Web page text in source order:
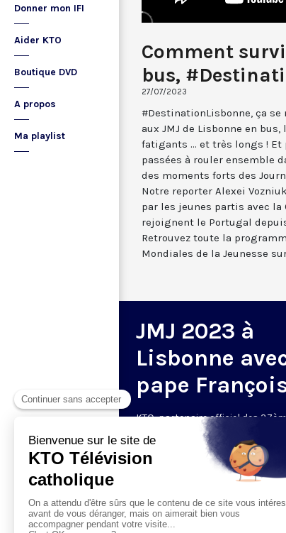
Donner mon IFI
Aider KTO
Boutique DVD
A propos
Ma playlist
Comment
bus,
27/07/2023
#DestinationLisbonne, ça se
aux JMJ de Lisbonne en
fatigants ... et très longs ! Et
passées à rouler ensemble
des moments forts des
Notre reporter Alexei
par les jeunes partis avec la
rejoignent le Portugal
Retrouvez toute la
Mondiales de la Jeunesse
JMJ 2023 à
Lisbonne
pape
KTO, partenaire officiel des
Mondiales de la Jeunesse, vous
direct cet événement qui se
juillet au 6 août 2023 au
grandes célébrations en
les rendez-vous quotidiens des
Journal des JMJ chaque soir à
et ktotv.com.